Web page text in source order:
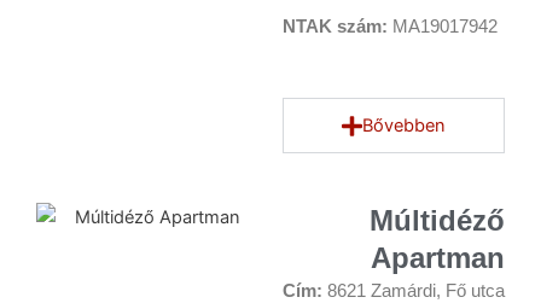
NTAK szám: MA19017942
Bővebben
Múltidéző
Apartman
Cím: 8621 Zamárdi, Fő utca